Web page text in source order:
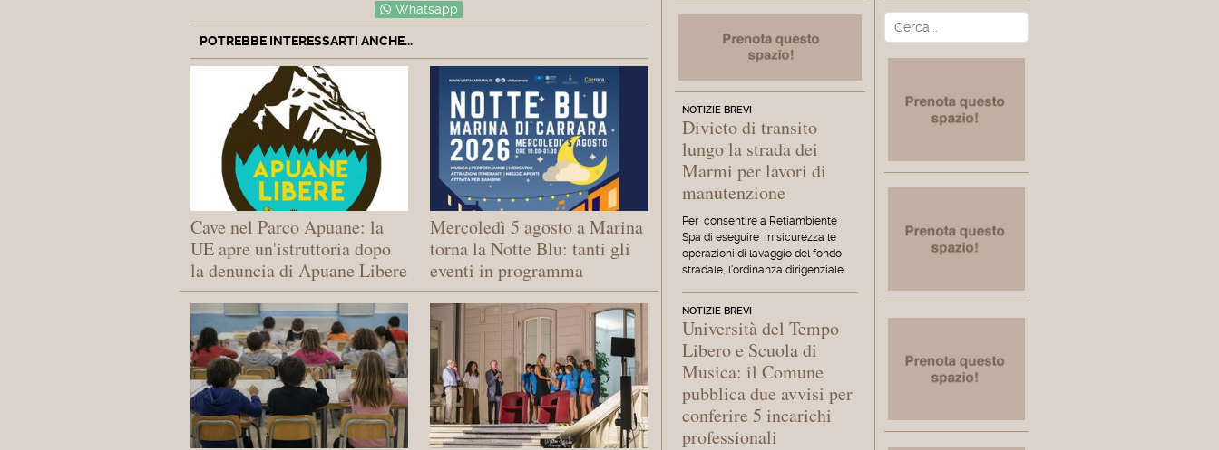
Whatsapp
POTREBBE INTERESSARTI ANCHE...
Cave nel Parco Apuane: la
UE apre un'istruttoria dopo
la denuncia di Apuane Libere
Mercoledì 5 agosto a Marina
torna la Notte Blu: tanti gli
eventi in programma
NOTIZIE BREVI
Divieto di transito
lungo la strada dei
Marmi per lavori di
manutenzione
Per consentire a Retiambiente
Spa di eseguire in sicurezza le
operazioni di lavaggio del fondo
stradale, l'ordinanza dirigenziale…
NOTIZIE BREVI
Università del Tempo
Libero e Scuola di
Musica: il Comune
pubblica due avvisi per
conferire 5 incarichi
professionali
Cerca Type 2 or more characters